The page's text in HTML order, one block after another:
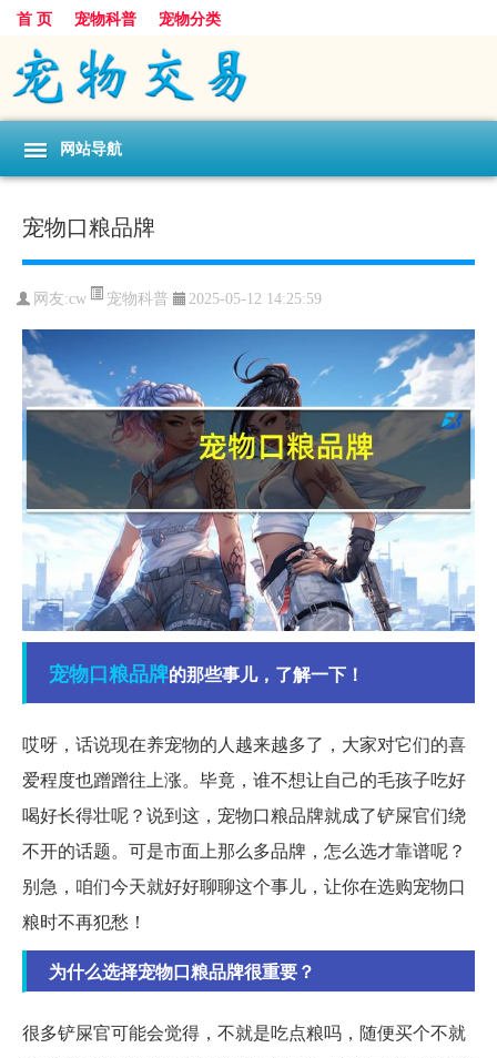
首 页 宠物科普 宠物分类
网站导航
宠物口粮品牌
网友:cw 宠物科普 2025-05-12 14:25:59
宠物口粮品牌的那些事儿，了解一下！
哎呀，话说现在养宠物的人越来越多了，大家对它们的喜
爱程度也蹭蹭往上涨。毕竟，谁不想让自己的毛孩子吃好
喝好长得壮呢？说到这，宠物口粮品牌就成了铲屎官们绕
不开的话题。可是市面上那么多品牌，怎么选才靠谱呢？
别急，咱们今天就好好聊聊这个事儿，让你在选购宠物口
粮时不再犯愁！
为什么选择宠物口粮品牌很重要？
很多铲屎官可能会觉得，不就是吃点粮吗，随便买个不就